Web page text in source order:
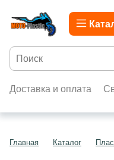
Доставка и оплата
Главная Каталог